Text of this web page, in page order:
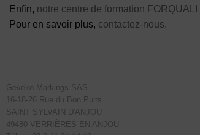
Enfin, notre centre de formation FORQUALI
Pour en savoir plus, contactez-nous.
Geveko Markings SAS
16-18-26 Rue du Bon Puits
SAINT SYLVAIN D'ANJOU
49480 VERRIÈRES EN ANJOU